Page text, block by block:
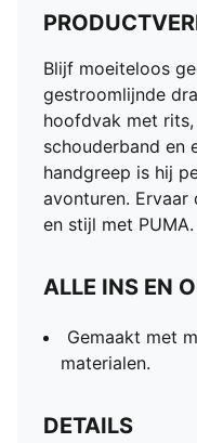
Blijf moeiteloos
gestroomlijnde
hoofdvak met
schouderband en
handgreep is hij
avonturen.
en stijl met PUMA.
ALLE INS EN
Gemaakt met
materialen.
DETAILS